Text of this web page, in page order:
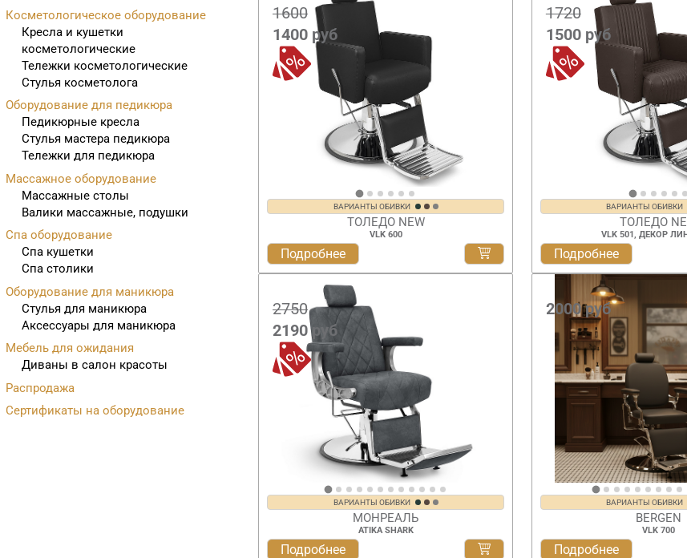
1600
1400 руб
ВАРИАНТЫ ОБИВКИ
ТОЛЕДО NEW
VLK 600
Подробнее
1720
1500руб
ВАРИАНТЫ ОБИВКИ
ТОЛЕДО
VLK 501, ДЕКОР
Подробнее
2750
2190руб
ВАРИАНТЫ ОБИВКИ
МОНРЕАЛЬ
ATIKA SHARK
Подробнее
2000руб
ВАРИАНТЫ ОБИВКИ
BERGEN
VLK 700
Подробнее
Косметологическое оборудование
Кресла и кушетки
косметологические
Тележки косметологические
Стулья косметолога
Оборудование для педикюра
Педикюрные кресла
Стулья мастера педикюра
Тележки для педикюра
Массажное оборудование
Массажные столы
Валики массажные, подушки
Спа оборудование
Спа кушетки
Спа столики
Оборудование для маникюра
Стулья для маникюра
Аксессуары для маникюра
Мебель для ожидания
Диваны в салон красоты
Распродажа
Сертификаты на оборудование